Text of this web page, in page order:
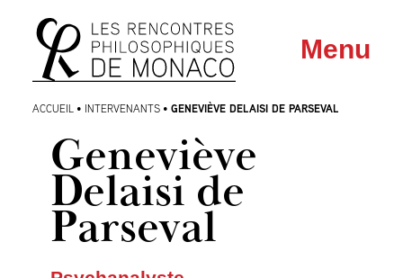
Aller
au
menu
Aller au
contenu
Menu
ACCUEIL • INTERVENANTS • GENEVIÈVE DELAISI DE PARSEVAL
Geneviève
Delaisi de
Parseval